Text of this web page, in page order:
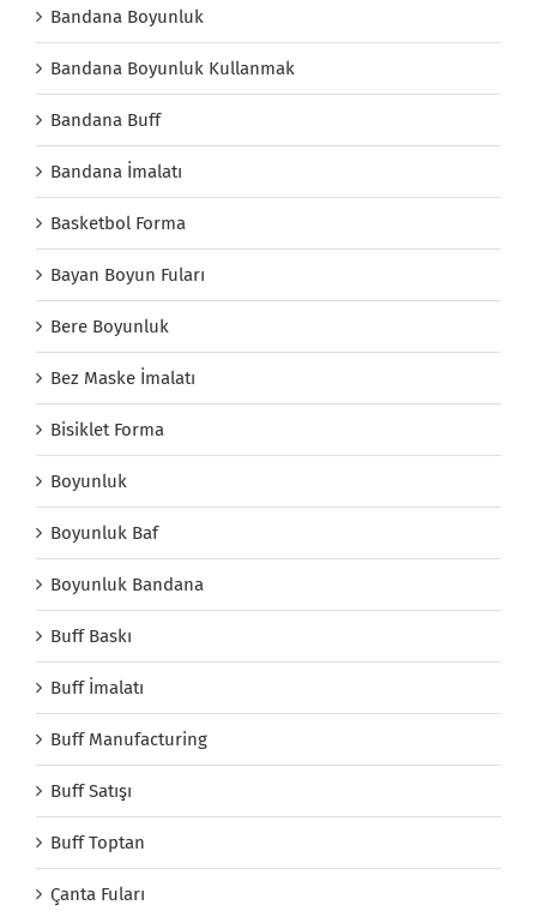
Bandana Boyunluk
Bandana Boyunluk Kullanmak
Bandana Buff
Bandana İmalatı
Basketbol Forma
Bayan Boyun Fuları
Bere Boyunluk
Bez Maske İmalatı
Bisiklet Forma
Boyunluk
Boyunluk Baf
Boyunluk Bandana
Buff Baskı
Buff İmalatı
Buff Manufacturing
Buff Satışı
Buff Toptan
Çanta Fuları